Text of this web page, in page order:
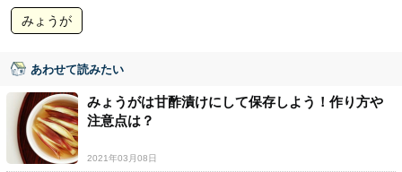
みょうが
あわせて読みたい
みょうがは甘酢漬けにして保存しよう！作り方や
注意点は？
2021年03月08日